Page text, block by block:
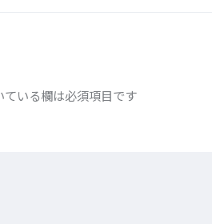
ている欄は必須項目です